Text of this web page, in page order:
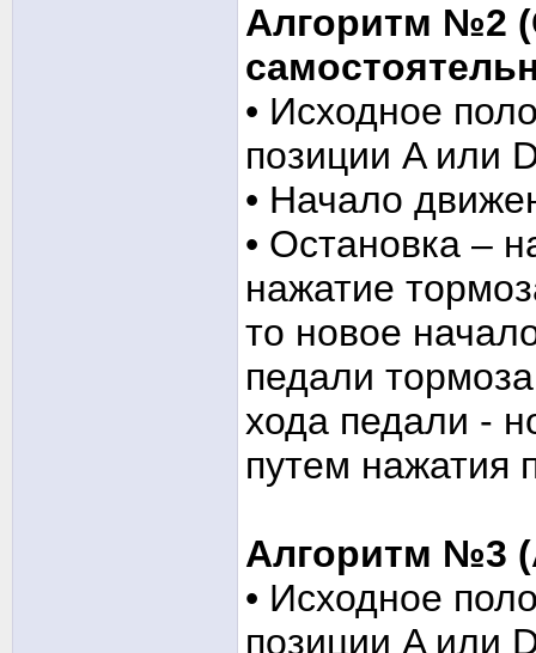
Алгоритм №2
• Исходное
позиции A или
• Начало
• Остановка –
нажатие
то новое
педали
хода педали -
путем нажатия
Алгоритм №3
• Исходное
позиции A или